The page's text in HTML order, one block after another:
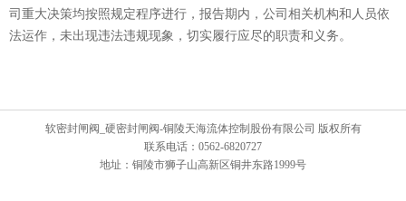
司重大决策均按照规定程序进行，报告期内，公司相关机构和人员依
法运作，未出现违法违规现象，切实履行应尽的职责和义务。
软密封闸阀_硬密封闸阀-铜陵天海流体控制股份有限公司 版权所有
联系电话：0562-6820727
地址：铜陵市狮子山高新区铜井东路1999号